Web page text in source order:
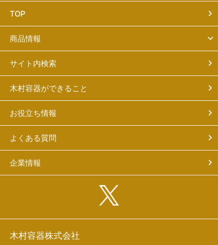
TOP
商品情報
サイト内検索
木村容器ができること
お役立ち情報
よくある質問
企業情報
木村容器株式会社